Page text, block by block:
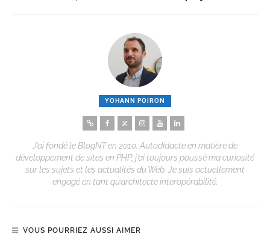
YOHANN POIRON
J’ai fondé le BlogNT en 2010. Autodidacte en matière de
développement de sites en PHP, j’ai toujours poussé ma curiosité
sur les sujets et les actualités du Web. Je suis actuellement
engagé en tant qu’architecte interopérabilité.
VOUS POURRIEZ AUSSI AIMER